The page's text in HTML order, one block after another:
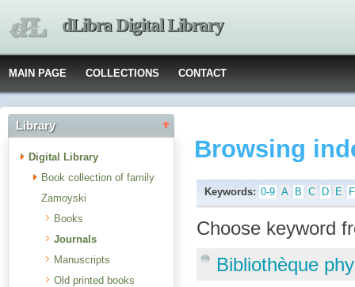
dLibra Digital Library
MAIN PAGE COLLECTIONS CONTACT
Library
Digital Library
Book collection of family
Zamoyski
Books
Journals
Manuscripts
Old printed books
Browsing
Keywords: 0-9 A B C D E F
Choose keyword
Bibliothèque